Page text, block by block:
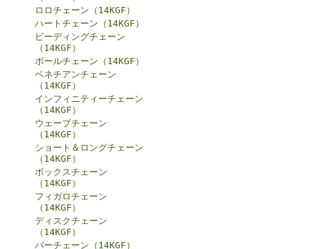
ロロチェーン（14KGF）
ハートチェーン（14KGF）
ビーディングチェーン
（14KGF）
ボールチェーン（14KGF）
ベネチアンチェーン
（14KGF）
インフィニティーチェーン
（14KGF）
ウェーブチェーン
（14KGF）
ショート＆ロングチェーン
（14KGF）
ボックスチェーン
（14KGF）
フィガロチェーン
（14KGF）
ディスクチェーン
（14KGF）
バーチェーン（14KGF）